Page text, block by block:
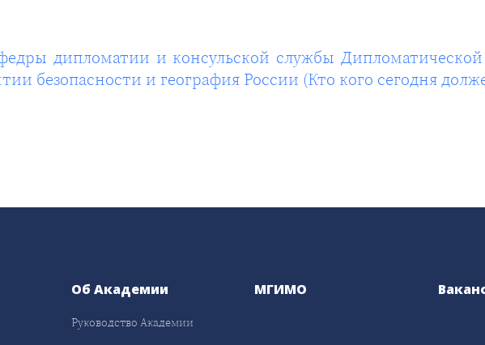
дипломатии и консульской службы
безопасности и география России (Кто кого сегодня
Об Академии
Руководство Академии
МГИМО